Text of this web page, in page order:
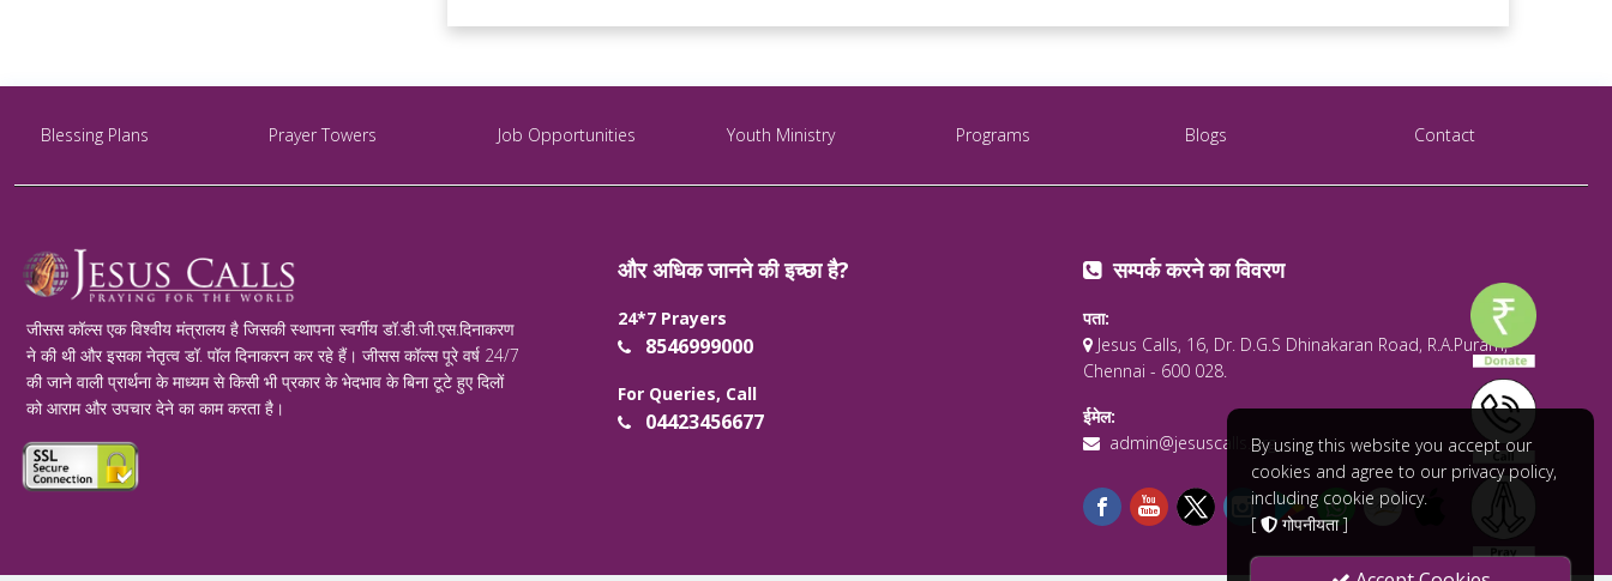
Blessing Plans Prayer Towers Job Opportunities Youth Ministry Programs Blogs Contact
जीसस कॉल्स एक विश्वीय मंत्रालय है जिसकी स्थापना स्वर्गीय डॉ.डी.जी.एस.दिनाकरण
ने की थी और इसका नेतृत्व डॉ. पॉल दिनाकरन कर रहे हैं। जीसस कॉल्स पूरे वर्ष 24/7
की जाने वाली प्रार्थना के माध्यम से किसी भी प्रकार के भेदभाव के बिना टूटे हुए दिलों
को आराम और उपचार देने का काम करता है।
और अधिक जानने की इच्छा है?
24*7 Prayers
8546999000
For Queries, Call
04423456677
सम्पर्क करने का विवरण
पता:
Jesus Calls, 16, Dr. D.G.S Dhinakaran Road, R.A.Puram,
Chennai - 600 028.
ईमेल:
admin@jesuscalls.orgBy using this website you accept our
cookies and agree to our privacy policy,
including cookie policy.
[
गोपनीयता]